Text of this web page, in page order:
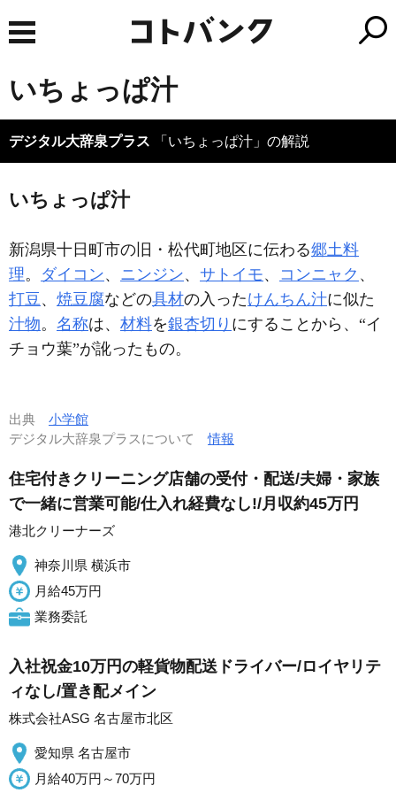
いちょっぱ汁
デジタル大辞泉プラス 「いちょっぱ汁」の解説
いちょっぱ汁
新潟県十日町市の旧・松代町地区に伝わる郷土料
理。 ダイコン、 ニンジン、 サトイモ、 コンニャク 、
打豆、 焼豆腐などの具材の入ったけんちん汁に似た
汁物。 名称は、 材料を銀杏切り にすることから、“イ
チョウ葉”が訛ったもの。
出典 小学館
デジタル大辞泉プラスについて情報
住宅付きクリーニング店舗の受付・配送/夫婦・家族
で一緒に営業可能/仕入れ経費なし!/月収約45万円
港北クリーナーズ
神奈川県 横浜市
月給45万円
業務委託
入社祝金10万円の軽貨物配送ドライバー/ロイヤリテ
ィなし/置き配メイン
株式会社ASG 名古屋市北区
愛知県 名古屋市
月給40万円～70万円